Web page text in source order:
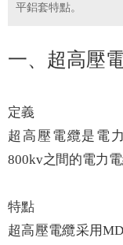
平鋁套特點。
一、超高壓
定義
超高壓電纜是電
800kv之間的電力
特點
超高壓電纜采用